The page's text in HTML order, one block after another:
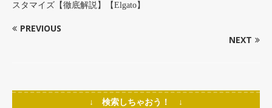
スタマイズ【徹底解説】【Elgato】
PREVIOUS
NEXT
↓ 検索しちゃおう！ ↓